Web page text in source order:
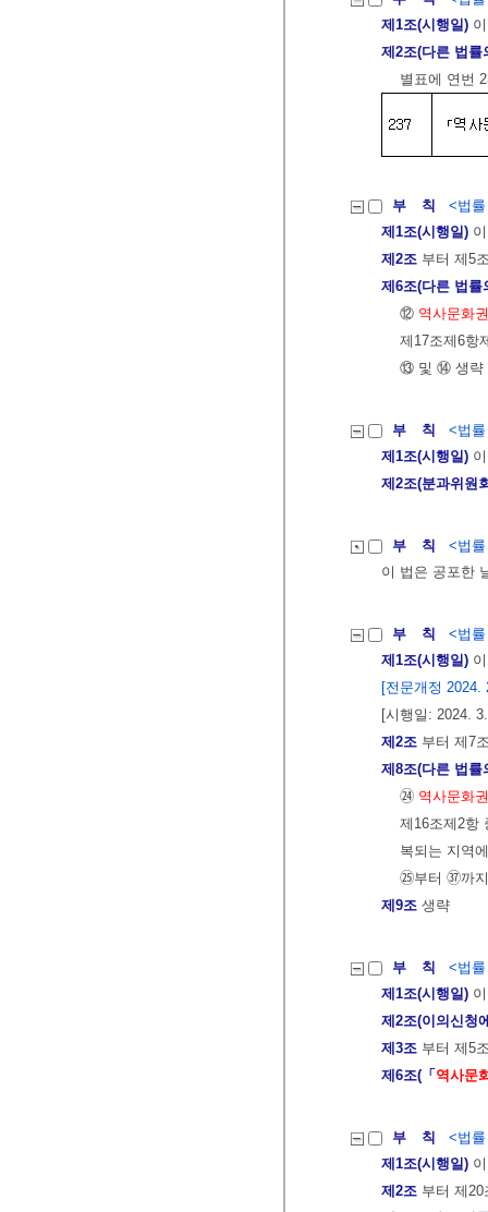
제1조(시행일)
제2조(다른 법률
별표에 연번
부 칙
<법
제1조(시행일)
제2조 부터 제5
제6조(다른 법률
⑫ 역사문화
제17조제6항
⑬ 및 ⑭ 생략
부 칙
<법
제1조(시행일)
제2조(분과위원
부 칙
<법
이 법은 공포한
부 칙
<법
제1조(시행일)
[전문개정 2024.
[시행일: 2024.
제2조 부터 제7
제8조(다른 법률
㉔ 역사문화
제16조제2항
복되는 지역
㉕부터 ㊲까
제9조 생략
부 칙
<법
제1조(시행일)
제2조(이의신청
제3조 부터 제5
제6조(「 역사문
부 칙
<법
제1조(시행일)
제2조 부터 제